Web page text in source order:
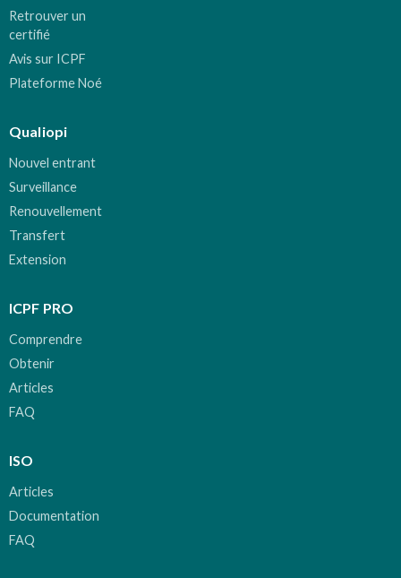
Retrouver un
certifié
Avis sur ICPF
Plateforme Noé
Qualiopi
Nouvel entrant
Surveillance
Renouvellement
Transfert
Extension
ICPF PRO
Comprendre
Obtenir
Articles
FAQ
ISO
Articles
Documentation
FAQ